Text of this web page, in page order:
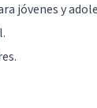
jóvenes y